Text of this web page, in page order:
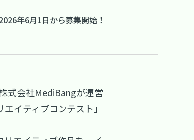
年6月1日から募集開始！
式会社MediBangが運営
イティブコンテスト」